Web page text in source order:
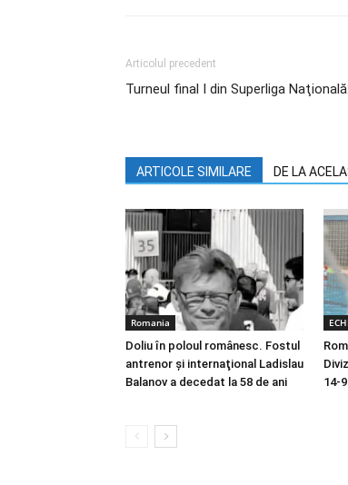
Articolul precedent
Turneul final I din Superliga
ARTICOLE SIMILARE DE LA
Romania
Doliu în poloul românesc. Fostul
antrenor şi internaţional Ladislau
Balanov a decedat la 58 de ani
14-